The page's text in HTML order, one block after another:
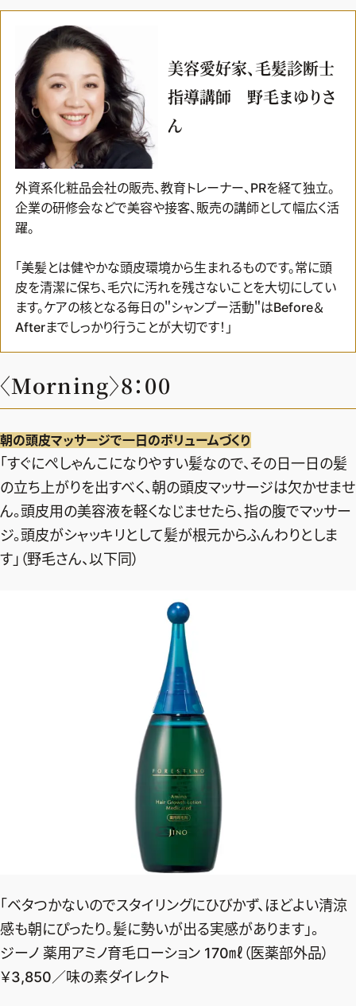
50代のお悩み
チームJマダム特集
イヴルルド遙華の12星座占い
スペシャル占い
試し読み
エクラ通販
エクラプレミアムNEWS
通販ランキング
デジタルカタログ
エクラプレミアム通販
from編集部
インフォメーション
プレゼント
MAGAZINE
2026年9月号
最新号試し読み
SHOPPING
エクラプレミアム通販
FOLLOW US
ファッション、ライフスタイル、
そしてエクラの美意識を、SNSで発信しています。
美容愛好家、毛髪診断士
指導講師 野毛まゆりさ
ん
外資系化粧品会社の販売、教育トレーナー、PRを経て独立。
企業の研修会などで美容や接客、販売の講師として幅広く活
躍。
「美髪とは健やかな頭皮環境から生まれるものです。常に頭
皮を清潔に保ち、毛穴に汚れを残さないことを大切にしてい
ます。ケアの核となる毎日の＂シャンプー活動＂はBefore＆
Afterまでしっかり行うことが大切です！」
〈Morning〉8：00
朝の頭皮マッサージで一日のボリュームづくり
「すぐにぺしゃんこになりやすい髪なので、その日一日の髪
の立ち上がりを出すべく、朝の頭皮マッサージは欠かせませ
ん。頭皮用の美容液を軽くなじませたら、指の腹でマッサー
ジ。頭皮がシャッキリとして髪が根元からふんわりとしま
す」（野毛さん、以下同）
「ベタつかないのでスタイリングにひびかず、ほどよい清涼
感も朝にぴったり。髪に勢いが出る実感があります」。
ジーノ 薬用アミノ育毛ローション 170㎖（医薬部外品）
￥3,850／味の素ダイレクト